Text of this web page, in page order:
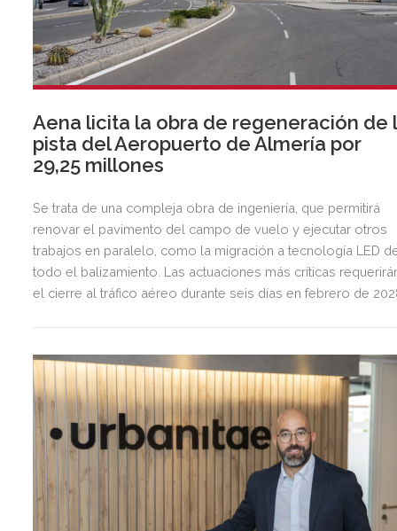
Aena licita la obra de regeneración de
pista del Aeropuerto de Almería por
29,25 millones
Se trata de una compleja obra de ingeniería, que permitirá
renovar el pavimento del campo de vuelo y ejecutar otros
trabajos en paralelo, como la migración a tecnología LED
todo el balizamiento. Las actuaciones más críticas
el cierre al tráfico aéreo durante seis días en febrero de